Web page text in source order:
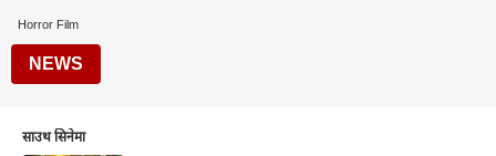
Horror Film
NEWS
साउथ सिनेमा